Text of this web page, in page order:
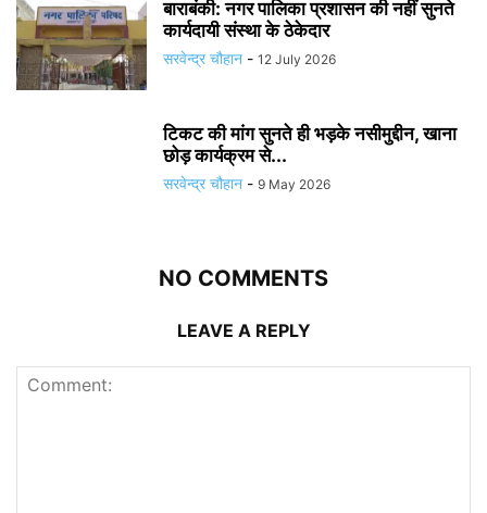
बाराबंकी: नगर पालिका प्रशासन की नहीं सुनते
कार्यदायी संस्था के ठेकेदार
सरवेन्द्र चौहान - 12 July 2026
टिकट की मांग सुनते ही भड़के नसीमुद्दीन, खाना
छोड़ कार्यक्रम से...
सरवेन्द्र चौहान - 9 May 2026
NO COMMENTS
LEAVE A REPLY